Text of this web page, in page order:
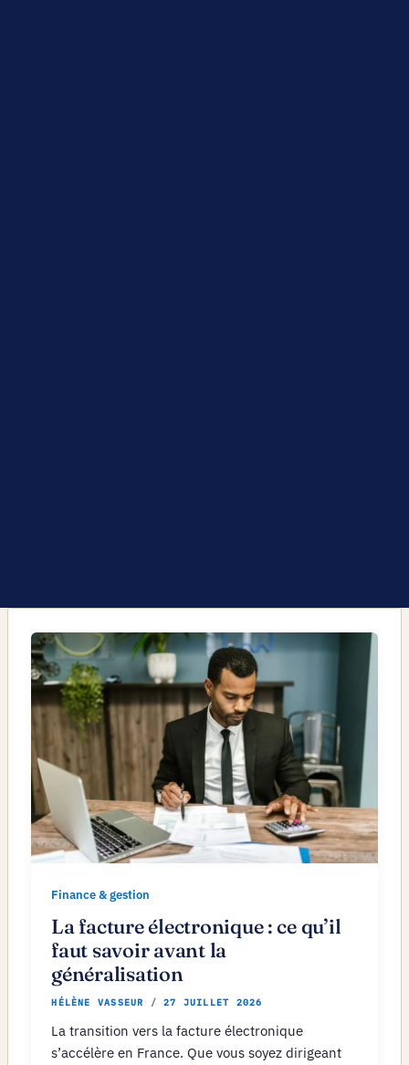
Finance & gestion
La facture électronique : ce qu’il
faut savoir avant la
généralisation
HÉLÈNE VASSEUR /27 JUILLET 2026
La transition vers la facture électronique
s’accélère en France. Que vous soyez dirigeant